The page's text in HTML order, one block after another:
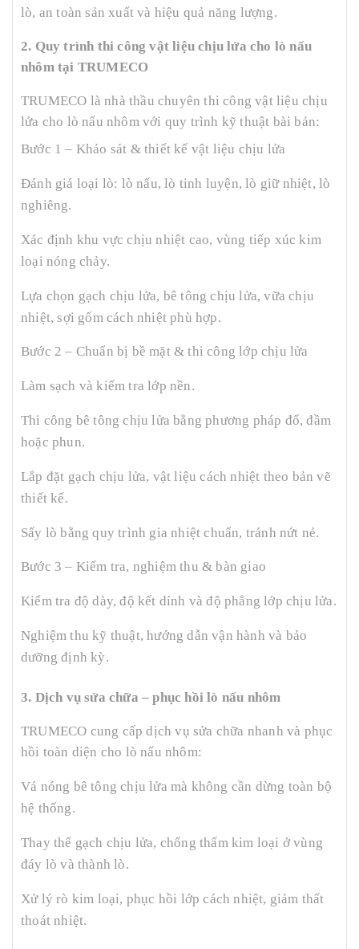
lò, an toàn sản xuất và hiệu quả năng lượng.
2. Quy trình thi công vật liệu chịu lửa cho lò nấu
nhôm tại TRUMECO
TRUMECO là nhà thầu chuyên thi công vật liệu chịu
lửa cho lò nấu nhôm với quy trình kỹ thuật bài bản:
Bước 1 – Khảo sát & thiết kế vật liệu chịu lửa
Đánh giá loại lò: lò nấu, lò tinh luyện, lò giữ nhiệt, lò
nghiêng.
Xác định khu vực chịu nhiệt cao, vùng tiếp xúc kim
loại nóng chảy.
Lựa chọn gạch chịu lửa, bê tông chịu lửa, vữa chịu
nhiệt, sợi gốm cách nhiệt phù hợp.
Bước 2 – Chuẩn bị bề mặt & thi công lớp chịu lửa
Làm sạch và kiểm tra lớp nền.
Thi công bê tông chịu lửa bằng phương pháp đổ, đầm
hoặc phun.
Lắp đặt gạch chịu lửa, vật liệu cách nhiệt theo bản vẽ
thiết kế.
Sấy lò bằng quy trình gia nhiệt chuẩn, tránh nứt nẻ.
Bước 3 – Kiểm tra, nghiệm thu & bàn giao
Kiểm tra độ dày, độ kết dính và độ phẳng lớp chịu lửa.
Nghiệm thu kỹ thuật, hướng dẫn vận hành và bảo
dưỡng định kỳ.
3. Dịch vụ sửa chữa – phục hồi lò nấu nhôm
TRUMECO cung cấp dịch vụ sửa chữa nhanh và phục
hồi toàn diện cho lò nấu nhôm:
Vá nóng bê tông chịu lửa mà không cần dừng toàn bộ
hệ thống.
Thay thế gạch chịu lửa, chống thấm kim loại ở vùng
đáy lò và thành lò.
Xử lý rò kim loại, phục hồi lớp cách nhiệt, giảm thất
thoát nhiệt.